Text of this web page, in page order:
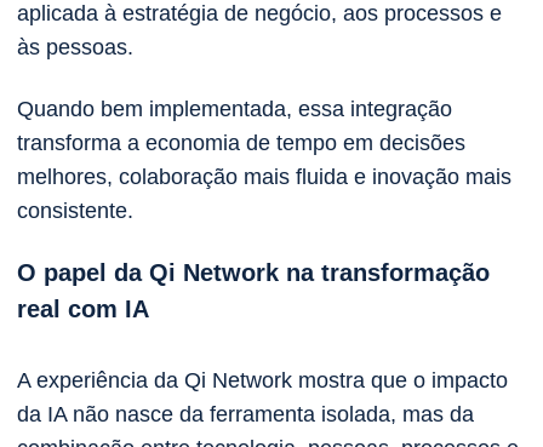
aplicada à estratégia de negócio, aos processos e
às pessoas.
Quando bem implementada, essa integração
transforma a economia de tempo em decisões
melhores, colaboração mais fluida e inovação mais
consistente.
O papel da Qi Network na transformação
real com IA
A experiência da Qi Network mostra que o impacto
da IA não nasce da ferramenta isolada, mas da